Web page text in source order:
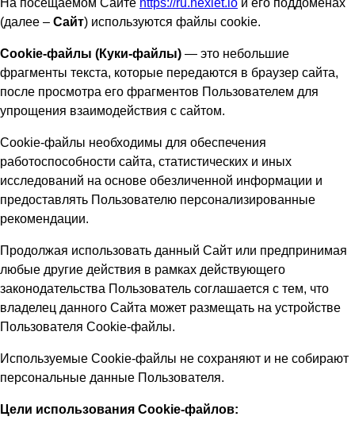
(далее – Сайт) используются файлы cookie.
Cookie-файлы (Куки-файлы) — это небольшие
фрагменты текста, которые передаются в браузер сайта,
после просмотра его фрагментов Пользователем для
упрощения взаимодействия с сайтом.
Cookie-файлы необходимы для обеспечения
работоспособности сайта, статистических и иных
исследований на основе обезличенной информации и
предоставлять Пользователю персонализированные
рекомендации.
Продолжая использовать данный Сайт или предпринимая
любые другие действия в рамках действующего
законодательства Пользователь соглашается с тем, что
владелец данного Сайта может размещать на устройстве
Пользователя Сookie-файлы.
Используемые Сookie-файлы не сохраняют и не собирают
персональные данные Пользователя.
Цели использования Сookie-файлов: